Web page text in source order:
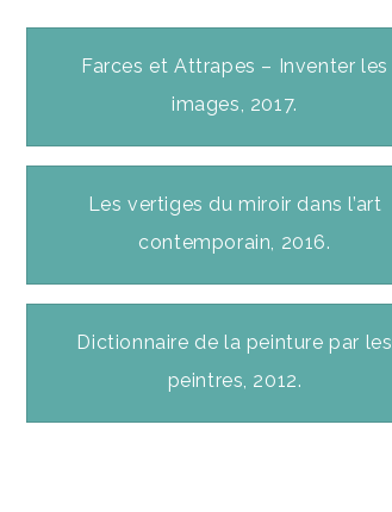
Farces et Attrapes – Inventer les
images, 2017.
Les vertiges du miroir dans l’art
contemporain, 2016.
Dictionnaire de la peinture par les
peintres, 2012.